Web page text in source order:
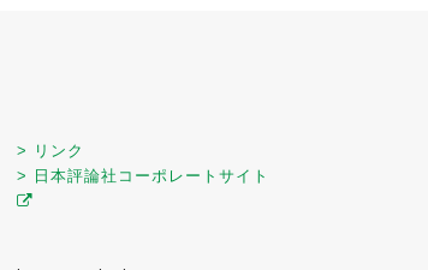
> リンク
> 日本評論社コーポレートサイト